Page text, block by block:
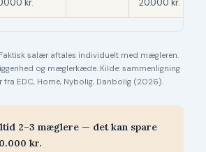
salær aftales individuelt med mægleren.
og mæglerkæde. Kilde: sammenligning
EDC, Home, Nybolig, Danbolig (2026).
2–3 mæglere — det kan spare
kr.